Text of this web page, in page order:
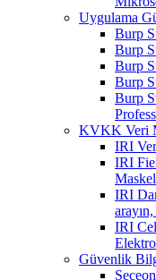
Uygulama
Burp
Burp
Burp
Burp
Burp
KVKK Veri
IRI
IRI
IRI
IRI
Güvenlik